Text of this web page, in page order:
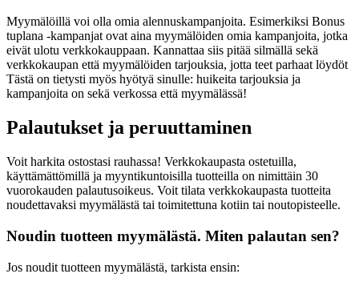
Myymälöillä voi olla omia alennuskampanjoita. Esimerkiksi Bonus
tuplana -kampanjat ovat aina myymälöiden omia kampanjoita, jotka
eivät ulotu verkkokauppaan. Kannattaa siis pitää silmällä sekä
verkkokaupan että myymälöiden tarjouksia, jotta teet parhaat löydöt
Tästä on tietysti myös hyötyä sinulle: huikeita tarjouksia ja
kampanjoita on sekä verkossa että myymälässä!
Palautukset ja peruuttaminen
Voit harkita ostostasi rauhassa! Verkkokaupasta ostetuilla,
käyttämättömillä ja myyntikuntoisilla tuotteilla on nimittäin 30
vuorokauden palautusoikeus. Voit tilata verkkokaupasta tuotteita
noudettavaksi myymälästä tai toimitettuna kotiin tai noutopisteelle.
Noudin tuotteen myymälästä. Miten palautan sen?
Jos noudit tuotteen myymälästä, tarkista ensin: